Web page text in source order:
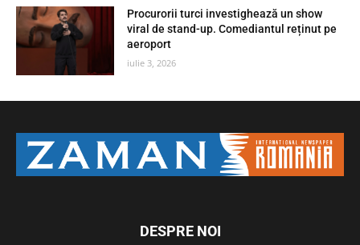
Procurorii turci investighează un show
viral de stand-up. Comediantul reținut pe
aeroport
iulie 3, 2026
DESPRE NOI